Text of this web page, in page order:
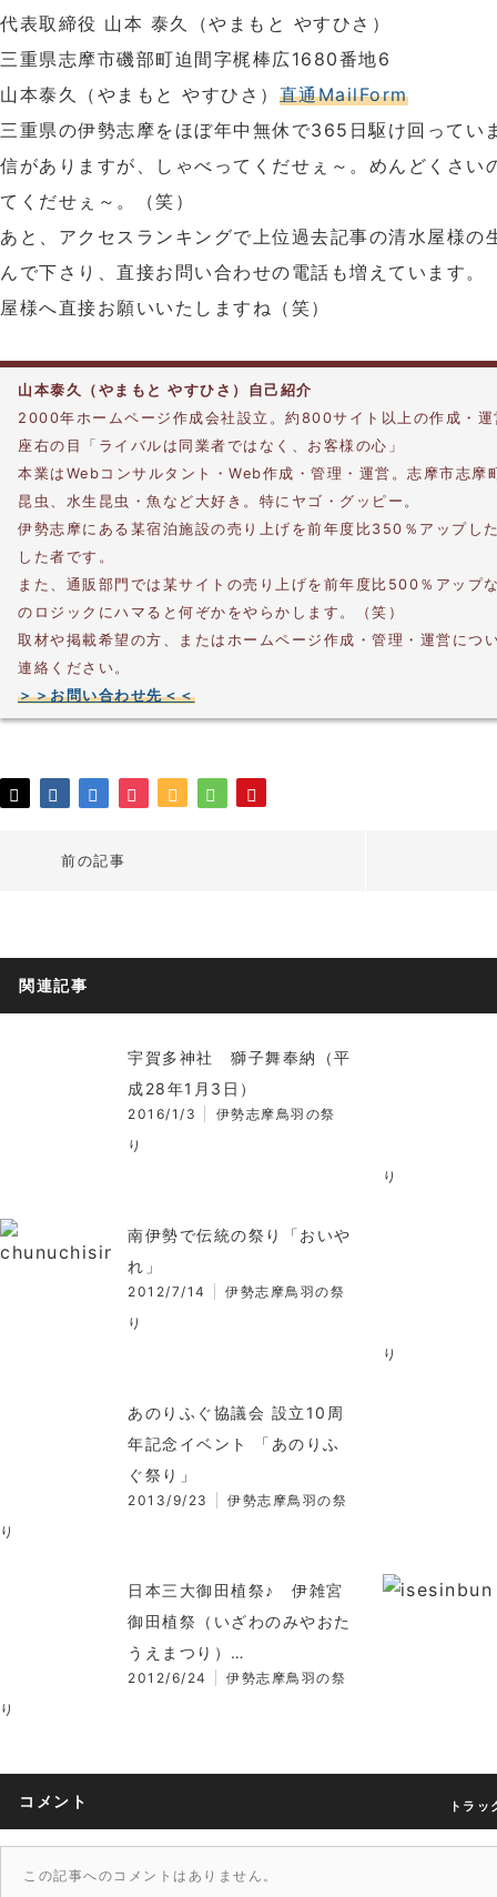
代表取締役 山本 泰久（やまもと やすひさ）
三重県志摩市磯部町迫間字梶棒広1680番地6
山本泰久（やまもと やすひさ） 直通MailForm
三重県の伊勢志摩をほぼ年中無休で365日駆け回ってい
信がありますが、しゃべってくだせぇ～。めんどくさい
てくだせぇ～。（笑）
あと、アクセスランキングで上位過去記事の清水屋様の
んで下さり、直接お問い合わせの電話も増えています。
屋様へ直接お願いいたしますね（笑）
山本泰久（やまもと やすひさ）自己紹介
2000年ホームページ作成会社設立。約800サイト以上の作成・運
座右の目「ライバルは同業者ではなく、お客様の心」
本業はWebコンサルタント・Web作成・管理・運営。志摩市志摩
昆虫、水生昆虫・魚など大好き。特にヤゴ・グッピー。
伊勢志摩にある某宿泊施設の売り上げを前年度比350％アップし
した者です。
また、通販部門では某サイトの売り上げを前年度比500％アップ
のロジックにハマると何ぞかをやらかします。（笑）
取材や掲載希望の方、またはホームページ作成・管理・運営につ
連絡ください。
＞＞お問い合わせ先＜＜
前の記事
関連記事
宇賀多神社 獅子舞奉納（平
成28年1月3日）
2016/1/3
伊勢志摩鳥羽の祭
り
り
南伊勢で伝統の祭り「おいや
れ」
2012/7/14
伊勢志摩鳥羽の祭
り
り
あのりふぐ協議会 設立10周
年記念イベント 「あのりふ
ぐ祭り」
2013/9/23
伊勢志摩鳥羽の祭
り
日本三大御田植祭♪ 伊雑宮
御田植祭（いざわのみやおた
うえまつり）…
2012/6/24
伊勢志摩鳥羽の祭
り
コメント トラ
この記事へのコメントはありません。